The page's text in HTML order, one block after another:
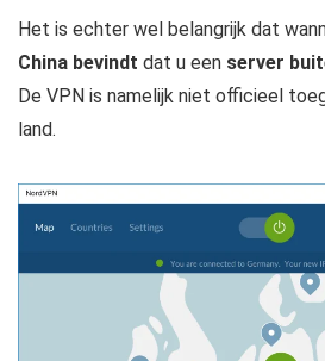
Het is echter wel belangrijk dat
China bevindt dat u een server
De VPN is namelijk niet officieel
land.